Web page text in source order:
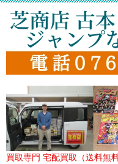
買取専門 宅配買取（送料無